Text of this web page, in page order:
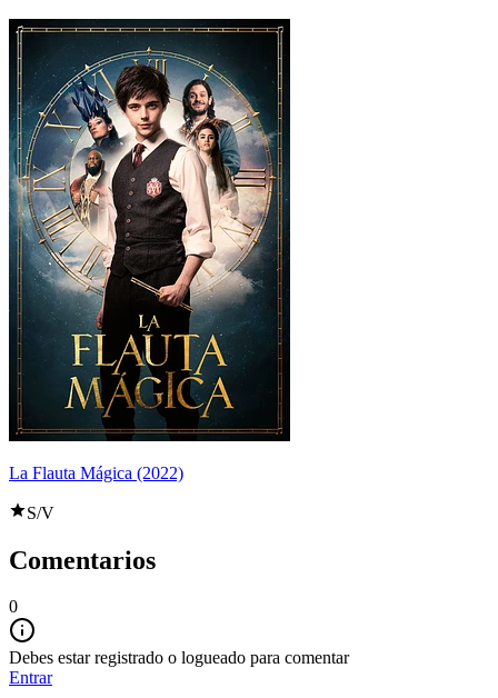
La Flauta Mágica (2022)
S/V
Comentarios
0
Debes estar registrado o logueado para comentar
Entrar